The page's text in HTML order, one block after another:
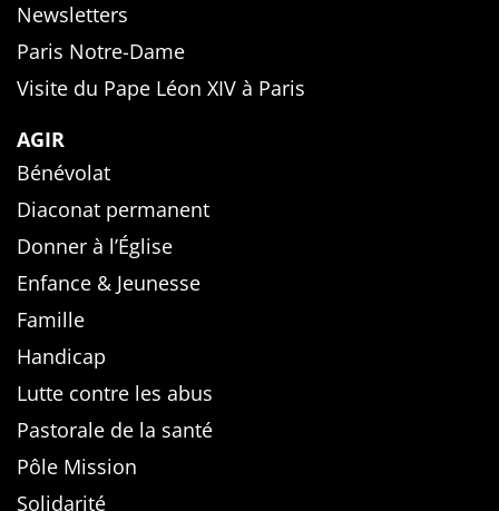
Newsletters
Paris Notre-Dame
Visite du Pape Léon XIV à Paris
AGIR
Bénévolat
Diaconat permanent
Donner à l’Église
Enfance & Jeunesse
Famille
Handicap
Lutte contre les abus
Pastorale de la santé
Pôle Mission
Solidarité